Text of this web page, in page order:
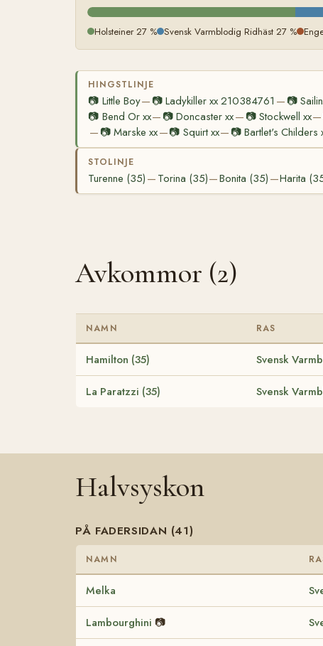
Holsteiner 27 % Svensk Varmblodig Ridhäst 27 %
HINGSTLINJE
📷 Little Boy— 📷Ladykiller xx 210384761 — 📷
📷 Bend Or xx— 📷Doncaster xx— 📷 Stockwell xx—
— 📷Marske xx—📷 Squirt xx— 📷Bartlet's Childers
STOLINJE
Turenne (35) — Torina (35)—Bonita (35) —Harita
Avkommor (2)
NAMN RAS
Hamilton (35) Svensk
La Paratzzi (35) Svensk
Halvsyskon
PÅ FADERSIDAN (41)
NAMN
Melka
Lambourghini 📷